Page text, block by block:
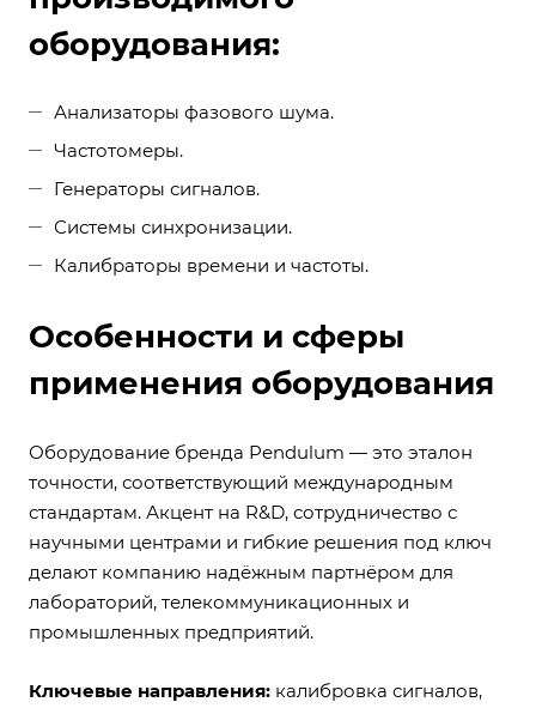
оборудования:
Анализаторы фазового шума.
Частотомеры.
Генераторы сигналов.
Системы синхронизации.
Калибраторы времени и частоты.
Особенности и сферы
применения оборудования
Оборудование бренда Pendulum — это эталон
точности, соответствующий международным
стандартам. Акцент на R&D, сотрудничество с
научными центрами и гибкие решения под ключ
делают компанию надёжным партнёром для
лабораторий, телекоммуникационных и
промышленных предприятий.
Ключевые направления: калибровка сигналов,